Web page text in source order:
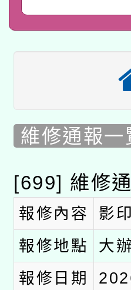
薪期間
用水績
動」
115年8
桃園市
2026年
本校
甄選結
適應運
本館辦
暨閱讀推
科技賦
礎課程
A3數位
「數位
pilot」
有關大
維修通報一
[699] 維修
報修內容
影
報修地點
大
報修日期